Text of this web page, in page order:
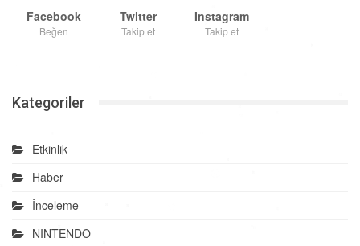
Facebook
Beğen
Twitter
Takip et
Instagram
Takip et
Kategoriler
Etkinlik
Haber
İnceleme
NINTENDO